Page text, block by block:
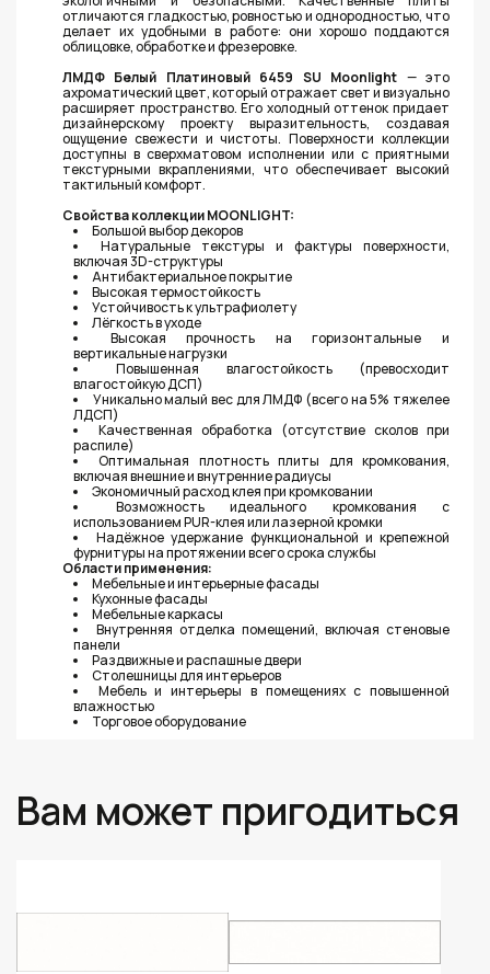
отличаются гладкостью, ровностью и однородностью, что
делает их удобными в работе: они хорошо поддаются
облицовке, обработке и фрезеровке.
ЛМДФ Белый Платиновый 6459 SU Moonlight — это
ахроматический цвет, который отражает свет и визуально
расширяет пространство. Его холодный оттенок придает
дизайнерскому проекту выразительность, создавая
ощущение свежести и чистоты. Поверхности коллекции
доступны в сверхматовом исполнении или с приятными
текстурными вкраплениями, что обеспечивает высокий
тактильный комфорт.
Свойства коллекции MOONLIGHT:
Большой выбор декоров
Натуральные текстуры и фактуры поверхности,
включая 3D-структуры
Антибактериальное покрытие
Высокая термостойкость
Устойчивость к ультрафиолету
Лёгкость в уходе
Высокая прочность на горизонтальные и
вертикальные нагрузки
Повышенная влагостойкость (превосходит
влагостойкую ДСП)
Уникально малый вес для ЛМДФ (всего на 5% тяжелее
ЛДСП)
Качественная обработка (отсутствие сколов при
распиле)
Оптимальная плотность плиты для кромкования,
включая внешние и внутренние радиусы
Экономичный расход клея при кромковании
Возможность идеального кромкования с
использованием PUR-клея или лазерной кромки
Надёжное удержание функциональной и крепежной
фурнитуры на протяжении всего срока службы
Области применения:
Мебельные и интерьерные фасады
Кухонные фасады
Мебельные каркасы
Внутренняя отделка помещений, включая стеновые
панели
Раздвижные и распашные двери
Столешницы для интерьеров
Мебель и интерьеры в помещениях с повышенной
влажностью
Торговое оборудование
Вам может пригодиться